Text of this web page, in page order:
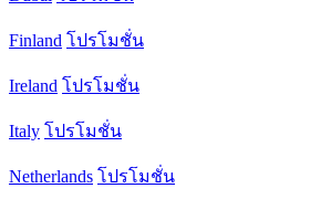
Finland โปรโมชั่น
Ireland โปรโมชั่น
Italy โปรโมชั่น
Netherlands โปรโมชั่น